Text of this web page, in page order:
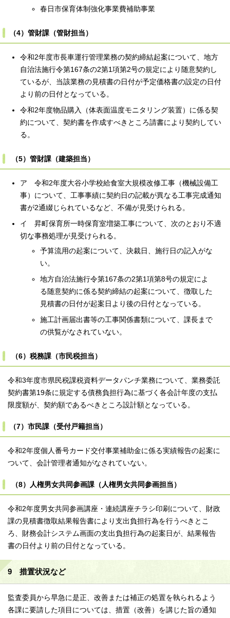
春日市保育体制強化事業費補助事業
（4）管財課（管財担当）
令和2年度市長車運行管理業務の契約締結起案について、地方
自治法施行令第167条の2第1項第2号の規定により随意契約し
ているが、当該業務の見積書の日付が予定価格書の設定の日付
より前の日付となっている。
令和2年度物品購入（体表面温度モニタリング装置）に係る契
約について、契約書を作成すべきところ請書により契約してい
る。
（5）管財課（建築担当）
ア 令和2年度大谷小学校給食室大規模改修工事（機械設備工
事）について、工事事績に契約日の記載が異なる工事完成通知
書が2通綴じられているなど、不備が見受けられる。
イ 昇町保育所一時保育室増築工事について、次のとおり不適
切な事務処理が見受けられる。
予算流用の起案について、決裁日、施行日の記入がな
い。
地方自治法施行令第167条の2第1項第8号の規定によ
る随意契約に係る契約締結の起案について、徴取した
見積書の日付が起案日より後の日付となっている。
施工計画届出書等の工事関係書類について、課長まで
の供覧がなされていない。
（6）税務課（市民税担当）
令和3年度市県民税課税資料データパンチ業務について、業務委託
契約書第19条に規定する債務負担行為に基づく各会計年度の支払
限度額が、契約額であるべきところ設計額となっている。
（7）市民課（受付戸籍担当）
令和2年度個人番号カード交付事業補助金に係る実績報告の起案に
ついて、会計管理者通知がなされていない。
（8）人権男女共同参画課（人権男女共同参画担当）
令和2年度男女共同参画講座・連続講座チラシ印刷について、財政
課の見積書徴取結果報告書により支出負担行為を行うべきとこ
ろ、財務会計システム画面の支出負担行為の起案日が、結果報告
書の日付より前の日付となっている。
9 措置状況など
監査委員から早急に是正、改善または補正の処置を執られるよう
各課に要請した項目については、措置（改善）を講じた旨の通知